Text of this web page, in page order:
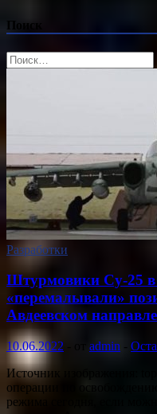
Поиск
Найти:
Разработки
Штурмовики Су-25 в
«перемалывали»
Авдеевском
10.06.2022 admin -
Источник изображения:
операции по
режима сегодня, если